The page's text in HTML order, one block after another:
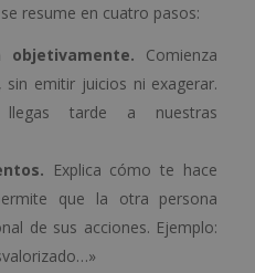
resume en cuatro pasos:
objetivamente. Comienza
sin emitir juicios ni exagerar.
llegas tarde a nuestras
Explica cómo te hace
que la otra persona
de sus acciones. Ejemplo: